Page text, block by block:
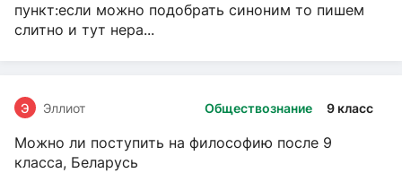
пункт:если можно подобрать синоним то пишем
слитно и тут нера...
Обществознание 9 класс
Э Эллиот
Можно ли поступить на философию после 9
класса, Беларусь